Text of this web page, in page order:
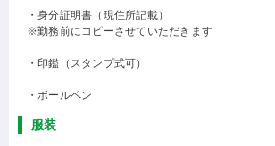
・身分証明書（現住所記載）
※勤務前にコピーさせていただきます
・印鑑（スタンプ式可）
・ボールペン
服装